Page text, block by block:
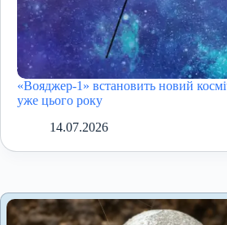
«Вояджер-1» встановить новий
уже цього року
14.07.2026